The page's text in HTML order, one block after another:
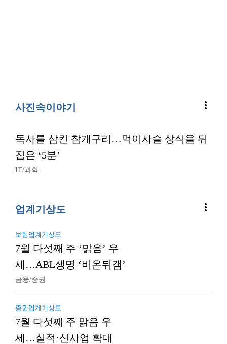
사진속이야기 more_vert
독사를 삼킨 참개구리…먹이사슬 상식을 뒤
집은 ‘5분’
IT/과학
업계기상도 more_vert
보험업계기상도
7월 다섯째 주 ‘맑음’ 우
세…ABL생명 ‘비온뒤갬’
금융/증권
증권업계기상도
7월 다섯째 주 맑음 우
세…실적·신사업 확대